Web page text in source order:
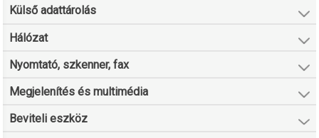
Külső adattárolás
Hálózat
Nyomtató, szkenner, fax
Megjelenítés és multimédia
Beviteli eszköz